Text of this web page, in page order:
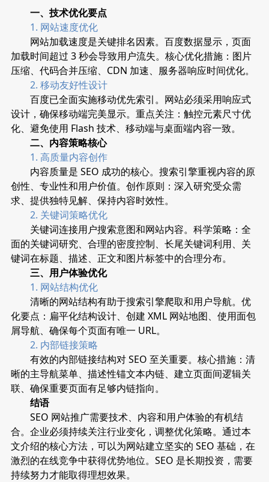
一、技术优化要点
1. 网站速度优化
网站加载速度是关键排名因素。百度数据显示，页面
加载时间超过 3 秒会导致用户流失。核心优化措施：图片
压缩、代码合并压缩、CDN 加速、服务器响应时间优化。
2. 移动友好性设计
百度已全面实施移动优先索引。网站必须采用响应式
设计，确保移动端完美显示。重点关注：触控元素尺寸优
化、避免使用 Flash 技术、移动端与桌面端内容一致。
二、内容策略核心
1. 高质量内容创作
内容质量是 SEO 成功的核心。搜索引擎重视内容的原
创性、专业性和用户价值。创作原则：深入研究受众需
求、提供独特见解、保持内容时效性。
2. 关键词策略优化
关键词连接用户搜索意图和网站内容。科学策略：全
面的关键词研究、合理的密度控制、长尾关键词利用、关
键词在标题、描述、正文和图片标签中的合理分布。
三、用户体验优化
1. 网站结构优化
清晰的网站结构有助于搜索引擎爬取和用户导航。优
化要点：扁平化结构设计、创建 XML 网站地图、使用面包
屑导航、确保每个页面有唯一 URL。
2. 内部链接策略
有效的内部链接结构对 SEO 至关重要。核心措施：清
晰的主导航菜单、描述性锚文本内链、建立页面间逻辑关
联、确保重要页面有足够内链指向。
结语
SEO 网站推广需要技术、内容和用户体验的有机结
合。企业必须持续关注行业变化，调整优化策略。通过本
文介绍的核心方法，可以为网站建立坚实的 SEO 基础，在
激烈的在线竞争中获得优势地位。SEO 是长期投资，需要
持续努力才能取得理想效果。